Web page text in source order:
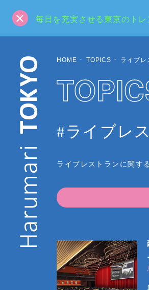
毎日を充実させる東京のトレ
HOME TOPICS ライブレ
#ライブレ
ライブレストランに関す